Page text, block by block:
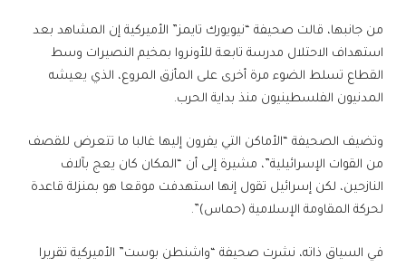
من جانبها، قالت صحيفة “نيويورك تايمز” الأميركية إن المشاهد بعد
استهداف الاحتلال مدرسة تابعة للأونروا بمخيم النصيرات وسط
القطاع تسلط الضوء مرة أخرى على المأزق المروع، الذي يعيشه
المدنيون الفلسطينيون منذ بداية الحرب.
وتضيف الصحيفة “الأماكن التي يفرون إليها غالبا ما تتعرض للقصف
من القوات الإسرائيلية”، مشيرة إلى أن “المكان كان يعج بآلاف
النازحين، لكن إسرائيل تقول إنها استهدفت موقعا هو بمنزلة قاعدة
لحركة المقاومة الإسلامية (حماس)”.
في السياق ذاته، نشرت صحيفة “واشنطن بوست” الأميركية تقريرا